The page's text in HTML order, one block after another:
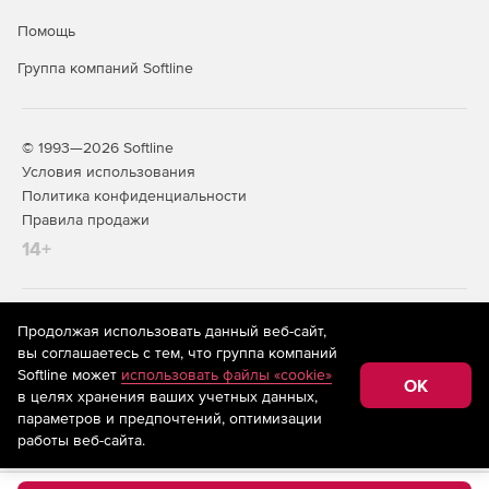
NAT внутри VPN-связей.
L2VPN.
Поддержка NTP на ЦУСе.
АРМ генерации ключей.
Возможность удобного защищенного взаимодействия
между сетями разных организаций.
Возможность интеграции с системами обнаружения
атак.
Помощь
Группа компаний Softline
© 1993—2026 Softline
Условия использования
Политика конфиденциальности
Правила продажи
14+
На информационном ресурсе store.softline.ru применяются
рекомендательные технологии
(информационные технологии
предоставления информации на основе сбора,
систематизации и анализа сведений, относящихся к
предпочтениям пользователей сети «Интернет»,
находящихся на территории Российской Федерации)
Продолжая использовать данный веб-сайт,
вы соглашаетесь с тем, что группа компаний
Softline может использовать файлы «cookie»
в целях хранения ваших учетных данных,
параметров и предпочтений, оптимизации
работы веб-сайта.
OK